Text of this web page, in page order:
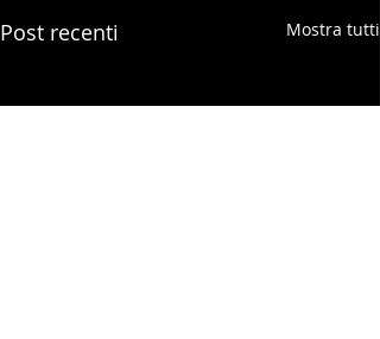
Post recenti Mostra tutti